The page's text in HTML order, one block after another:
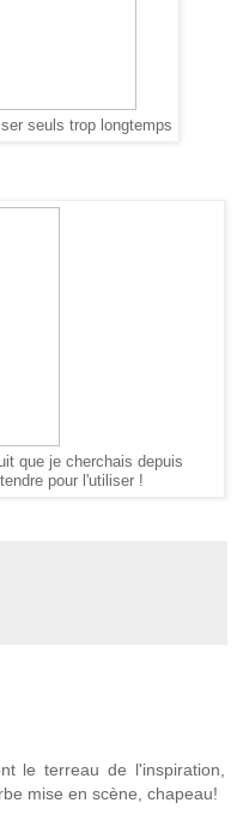
seuls trop longtemps
que je cherchais depuis
pour l'utiliser !
le terreau de l'inspiration,
mise en scène, chapeau!